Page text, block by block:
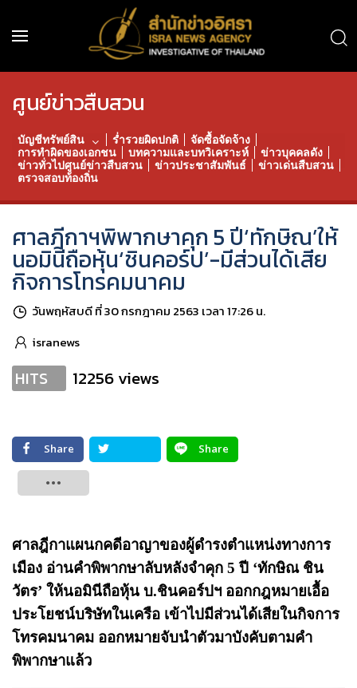
ศูนย์ข่าวสืบสวน
บัญชีทรัพย์สิน ร่ำรวยผิดปกติ
จัดซื้อจัดจ้าง
การทำผิดของเอกชน
บทความและบทวิเคราะห์
ข่าวบุคคลดัง
ข่าวทั่วไปศูนย์ข่าวสืบสวน
ข่าวประชาสัมพันธ์
ข่าวเด่นสืบสวน
ตรวจสอบท้องถิ่น
ศาลฎีกาฯพิพากษาคุก 5 ปี‘ทักษิณ’ให้
นอมินีถือหุ้น‘ชินคอร์ป’-มีส่วนได้เสีย
กิจการโทรคมนาคม
วันพฤหัสบดี ที่ 30 กรกฎาคม 2563 เวลา 17:26 น.
isranews
HITS 12256 views
Share
Share
ศาลฎีกาแผนกคดีอาญาของผู้ดำรงตำแหน่งทางการ
เมือง อ่านคำพิพากษาลับหลังจำคุก 5 ปี ‘ทักษิณ ชิน
วัตร’ ให้นอมินีถือหุ้น บ.ชินคอร์ปฯ ออกกฎหมายเอื้อ
ประโยชน์บริษัทในเครือ เข้าไปมีส่วนได้เสียในกิจการ
โทรคมนาคม ออกหมายจับนำตัวมาบังคับตามคำ
พิพากษาแล้ว